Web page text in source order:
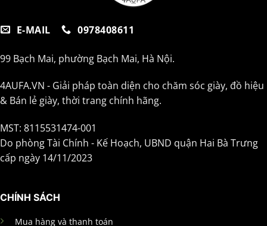
E-MAIL 0978408611
99 Bạch Mai, phường Bạch Mai, Hà Nội.
4AUFA.VN - Giải pháp toàn diện cho chăm sóc giày, đồ hiệu
& Bán lẻ giày, thời trang chính hãng.
MST: 8115531474-001
Do phòng Tài Chính - Kế Hoạch, UBND quận Hai Bà Trưng
cấp ngày 14/11/2023
CHÍNH SÁCH
Mua hàng và thanh toán